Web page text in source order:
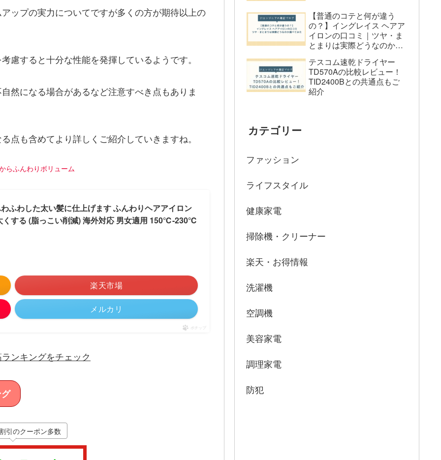
ップの実力についてですが多くの方が期待以上の
慮すると十分な性能を発揮しているようです。
然になる場合があるなど注意すべき点もありま
点も含めてより詳しくご紹介していきますね。
らふんわりボリューム
ふわした太い髪に仕上げます ふんわりヘアアイロン
くする (脂っこい削減) 海外対応 男女適用 150℃-230℃
楽天市場
メルカリ
ポチップ
ンキングをチェック
引のクーポン多数
Q5: 保証はついていますか？
まとめ：Akira ヘアアイロンの口コミ
【普通のコテと何が違う
の？】イングレイス ヘアア
イロンの口コミ｜ツヤ・ま
とまりは実際どうなのか調
テスコム速乾ドライヤー
TD570Aの比較レビュー！
TID2400Bとの共通点もご
紹介
カテゴリー
ファッション
ライフスタイル
健康家電
掃除機・クリーナー
楽天・お得情報
洗濯機
空調機
美容家電
調理家電
防犯